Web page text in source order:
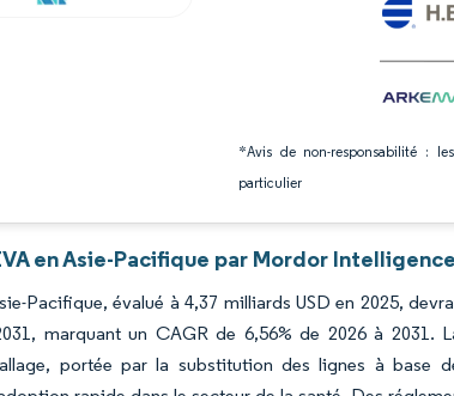
*Avis de non-responsabilité :
particulier
en Asie-Pacifique par Mordor Intelligence
Pacifique, évalué à 4,37 milliards USD en 2025,
marquant un CAGR de 6,56% de 2026 à 2031.
portée par la substitution des lignes à base